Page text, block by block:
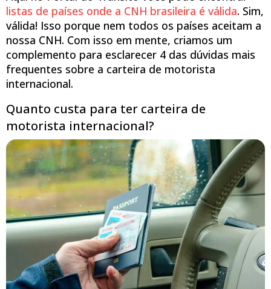
listas de países onde a CNH brasileira é válida. Sim,
válida! Isso porque nem todos os países aceitam a
nossa CNH. Com isso em mente, criamos um
complemento para esclarecer 4 das dúvidas mais
frequentes sobre a carteira de motorista
internacional.
Quanto custa para ter carteira de
motorista internacional?